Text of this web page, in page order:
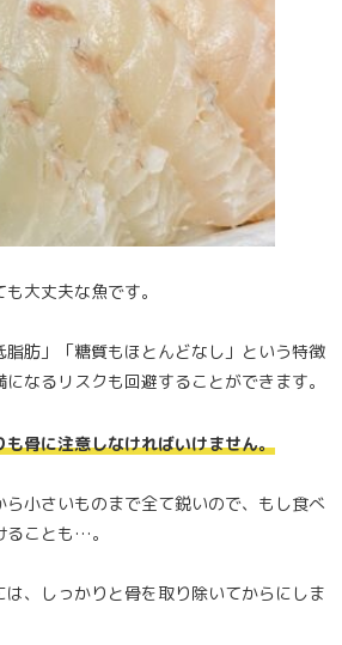
大丈夫な魚です。
肪」「糖質もほとんどなし」という特徴
なるリスクも回避することができます。
も骨に注意しなければいけません。
ら小さいものまで全て鋭いので、もし食べ
ることも…。
は、しっかりと骨を取り除いてからにしま